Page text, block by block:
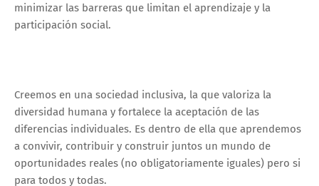
minimizar las barreras que limitan el aprendizaje y la
participación social.
Creemos en una sociedad inclusiva, la que valoriza la
diversidad humana y fortalece la aceptación de las
diferencias individuales. Es dentro de ella que aprendemos
a convivir, contribuir y construir juntos un mundo de
oportunidades reales (no obligatoriamente iguales) pero si
para todos y todas.